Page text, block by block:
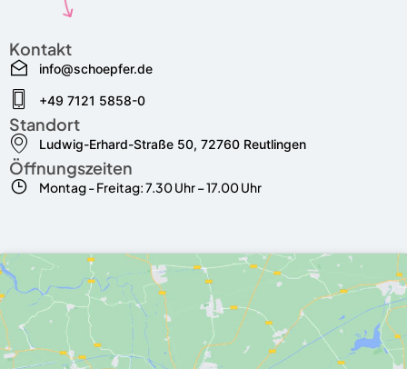
Kontakt
info@schoepfer.de
+49 7121 5858-0
Standort
Ludwig-Erhard-Straße 50, 72760 Reutlingen
Öffnungszeiten
Montag - Freitag: 7.30 Uhr – 17.00 Uhr